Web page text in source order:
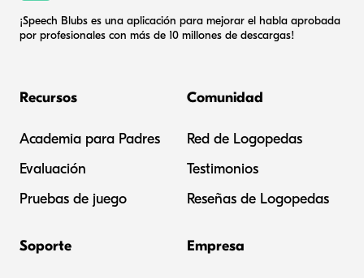
¡Speech Blubs es una aplicación para mejorar el habla aprobada
por profesionales con más de 10 millones de descargas!
Recursos
Academia para Padres
Evaluación
Pruebas de juego
Comunidad
Red de Logopedas
Testimonios
Reseñas de Logopedas
Soporte Empresa